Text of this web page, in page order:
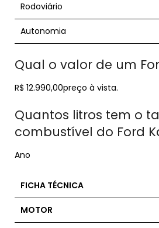
Rodoviário
Autonomia
Qual o valor de um
R$ 12.990,00preço à vista.
Quantos litros tem o
combustível do Ford
Ano
FICHA TÉCNICA
MOTOR